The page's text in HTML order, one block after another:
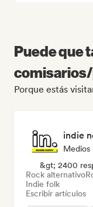
Puede que
Porque estás
indie
Medios
&gt; 2400
Rock alternativo
Indie folk
Escribir artículos